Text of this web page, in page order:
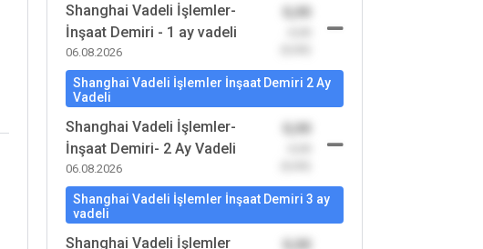
Shanghai Vadeli İşlemler-
İnşaat Demiri - 1 ay vadeli
06.08.2026
Shanghai Vadeli İşlemler İnşaat Demiri 2 Ay
Vadeli
Shanghai Vadeli İşlemler-
İnşaat Demiri- 2 Ay Vadeli
06.08.2026
Shanghai Vadeli İşlemler İnşaat Demiri 3 ay
vadeli
Shanghai Vadeli İşlemler